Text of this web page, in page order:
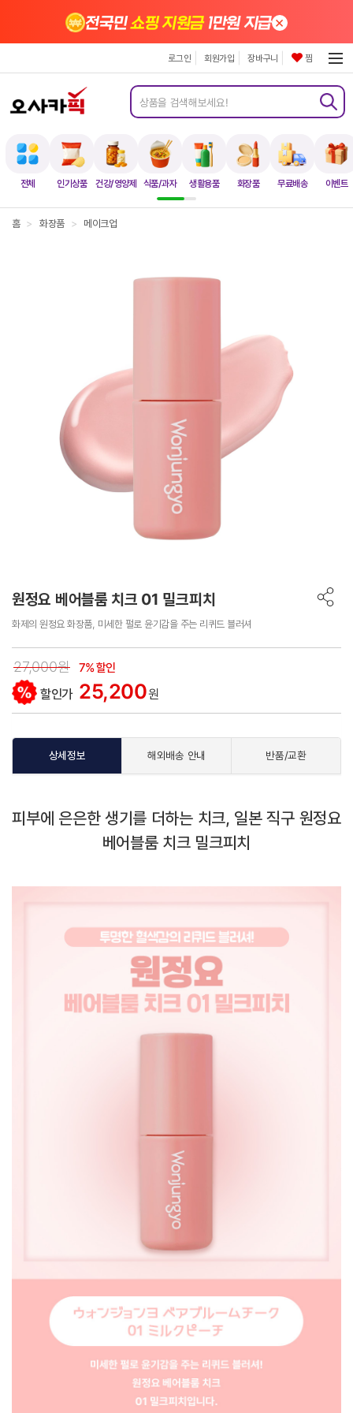
전체 인기상품 건강/영양제 식품/과자 생활용품 화장품 무료배송 이벤트
전국민쇼핑 지원금1만원 지급×
로그인 회원가입 장바구니 찜
홈 > 화장품 > 메이크업
원정요 베어블룸 치크 01 밀크피치
화제의 원정요 화장품, 미세한 펄로 윤기감을 주는 리퀴드 블러셔
27,000원 7% 할인
할인가 25,200원
상세정보 해외배송 안내 반품/교환
피부에 은은한 생기를 더하는 치크, 일본 직구 원정요
베어블룸 치크 밀크피치